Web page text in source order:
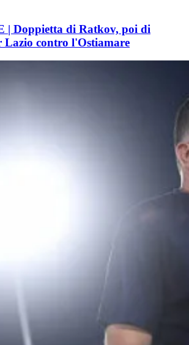
Doppietta di Ratkov, poi di
Lazio contro l'Ostiamare